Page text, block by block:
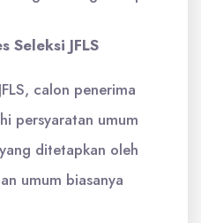
Seleksi JFLS
calon penerima
persyaratan umum
ditetapkan oleh
umum biasanya